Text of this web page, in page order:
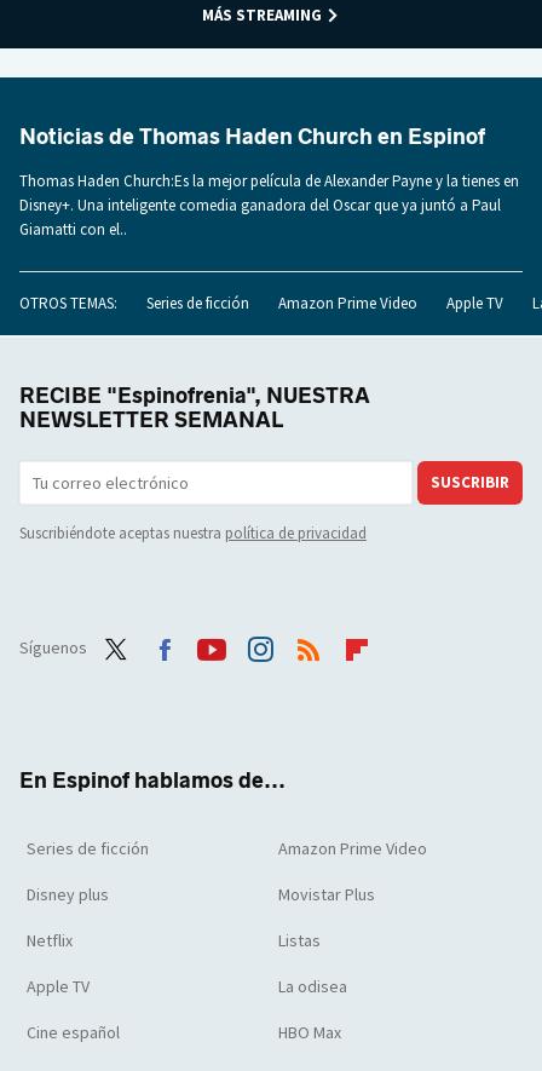
MÁS STREAMING
Noticias de Thomas Haden Church en Espinof
Thomas Haden Church:Es la mejor película de Alexander Payne y la tienes en
Disney+. Una inteligente comedia ganadora del Oscar que ya juntó a Paul
Giamatti con el..
OTROS TEMAS: Series de ficción Amazon Prime Video Apple TV
RECIBE "Espinofrenia", NUESTRA
NEWSLETTER SEMANAL
SUSCRIBIR
Suscribiéndote aceptas nuestra política de privacidad
Síguenos
En Espinof hablamos de...
Series de ficción Amazon Prime Video
Disney plus Movistar Plus
Netflix Listas
Apple TV La odisea
Cine español HBO Max